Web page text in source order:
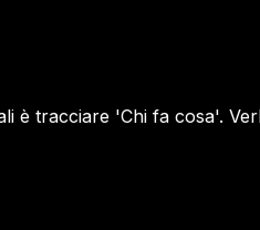
è tracciare 'Chi fa cosa'.